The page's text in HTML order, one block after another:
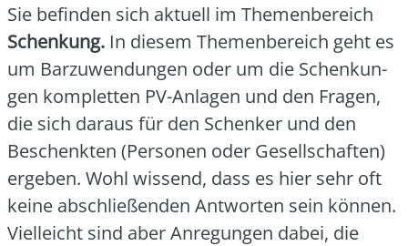
Sie befin­den sich aktu­ell im The­men­be­reich
Schen­kung. In die­sem The­men­be­reich geht es
um Bar­zu­wen­dun­gen oder um die Schen­kun­
gen kom­plet­ten PV-Anla­gen und den Fra­gen,
die sich dar­aus für den Schen­ker und den
Beschenk­ten (Per­so­nen oder Gesell­schaf­ten)
erge­ben. Wohl wis­send, dass es hier sehr oft
kei­ne abschlie­ßen­den Ant­wor­ten sein kön­nen.
Viel­leicht sind aber Anre­gun­gen dabei, die